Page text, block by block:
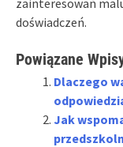
doświadczeń.
Powiązane
Dlaczego
Jak